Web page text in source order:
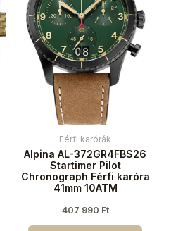
Férfi karórák
Alpina AL-372GR4FBS26
Startimer Pilot
Chronograph Férfi karóra
41mm 10ATM
407 990 Ft